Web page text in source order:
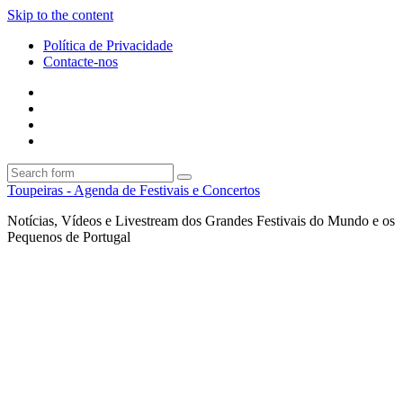
Skip to the content
Política de Privacidade
Contacte-nos
Search
Toupeiras - Agenda de Festivais e Concertos
Notícias, Vídeos e Livestream dos Grandes Festivais do Mundo e os
Pequenos de Portugal